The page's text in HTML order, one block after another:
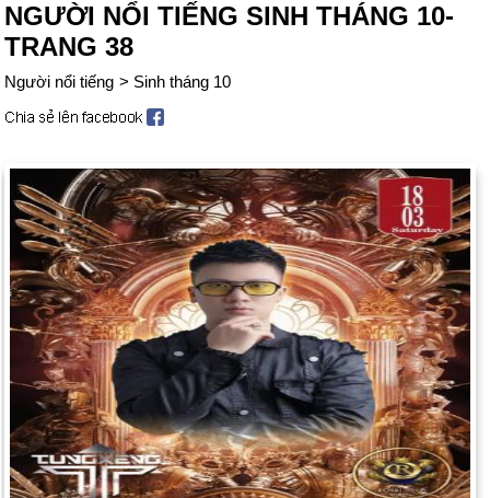
NGƯỜI NỔI TIẾNG SINH THÁNG 10-
TRANG 38
Người nổi tiếng > Sinh tháng 10